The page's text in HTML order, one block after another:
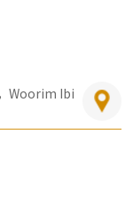
Woorim Ibi